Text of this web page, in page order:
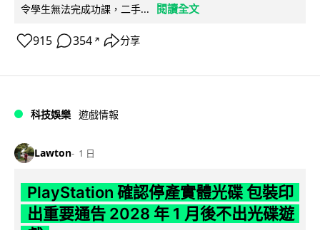
令學生無法完成功課，二手...
閱讀全文
915 354 ↗ 分享
科技娛樂 遊戲情報
Lawton 1 日
PlayStation 確認停產實體光碟 包裝印
出重要通告 2028 年 1 月後不出光碟遊